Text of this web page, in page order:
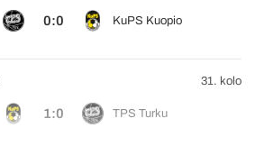
0:0 KuPS Kuopio
1:0 TPS Turku
31. kolo